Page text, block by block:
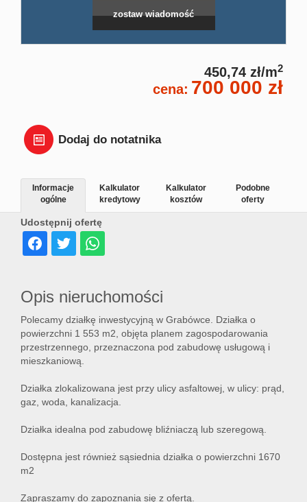
zostaw wiadomość
450,74 zł/m2
cena: 700 000 zł
Dodaj do notatnika
Udostępnij ofertę
Informacje
ogólne
Kalkulator
kredytowy
Kalkulator
kosztów
Podobne
oferty
Opis nieruchomości
Polecamy działkę inwestycyjną w Grabówce. Działka o
powierzchni 1 553 m2, objęta planem zagospodarowania
przestrzennego, przeznaczona pod zabudowę usługową i
mieszkaniową.
Działka zlokalizowana jest przy ulicy asfaltowej, w ulicy: prąd,
gaz, woda, kanalizacja.
Działka idealna pod zabudowę bliźniaczą lub szeregową.
Dostępna jest również sąsiednia działka o powierzchni 1670
m2
Zapraszamy do zapoznania się z ofertą.